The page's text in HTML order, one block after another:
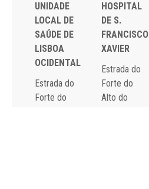
UNIDADE
LOCAL DE
SAÚDE DE
LISBOA
OCIDENTAL
Estrada do
Forte do
HOSPITAL
DE S.
FRANCISCO
XAVIER
Estrada do
Forte do
Alto do